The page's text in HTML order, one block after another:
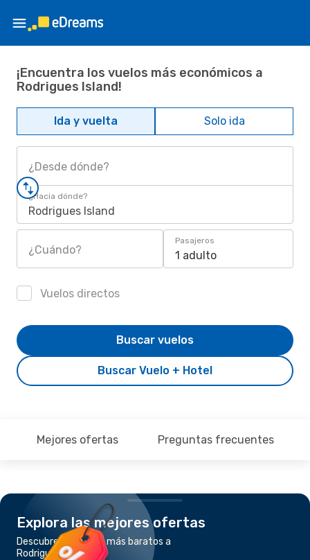
¡Encuentra los vuelos más económicos a
Rodrigues Island!
Ida y vuelta Solo ida
¿Desde dónde?
¿Hacia dónde?
Rodrigues Island
¿Cuándo?
Pasajeros
1 adulto
Vuelos directos
Buscar Vuelo + Hotel
Buscar vuelos
Mejores ofertas Preguntas frecuentes
Explora las mejores ofertas
Descubre los vuelos más baratos a
Rodrigues Island